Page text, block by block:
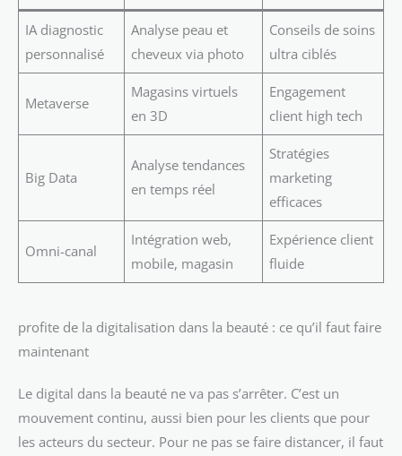
IA diagnostic
personnalisé
Analyse peau et
cheveux via photo
Conseils de soins
ultra ciblés
Metaverse
Magasins virtuels
en 3D
Engagement
client high tech
Big Data
Analyse tendances
en temps réel
Stratégies
marketing
efficaces
Omni-canal
Intégration web,
mobile, magasin
Expérience client
fluide
profite de la digitalisation dans la beauté : ce qu’il faut faire
maintenant
Le digital dans la beauté ne va pas s’arrêter. C’est un
mouvement continu, aussi bien pour les clients que pour
les acteurs du secteur. Pour ne pas se faire distancer, il faut